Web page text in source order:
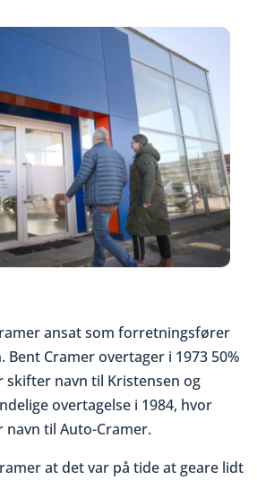
ansat som forretningsfører
Bent Cramer overtager i 1973 50%
navn til Kristensen og
overtagelse i 1984, hvor
til Auto-Cramer.
at det var på tide at geare lidt